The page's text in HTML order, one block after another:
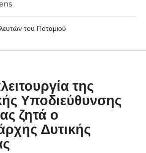
του Ποταμιού
της
Υποδιεύθυνσης
ζητά ο
Δυτικής